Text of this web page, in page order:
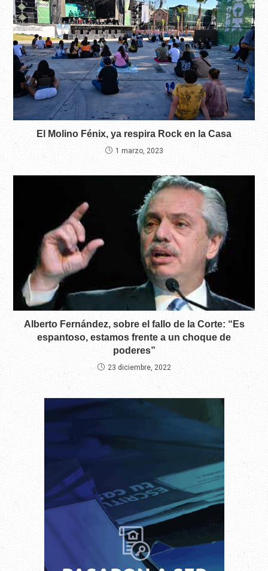
El Molino Fénix, ya respira Rock en la Casa
1 marzo, 2023
Alberto Fernández, sobre el fallo de la Corte: “Es
espantoso, estamos frente a un choque de
poderes”
23 diciembre, 2022